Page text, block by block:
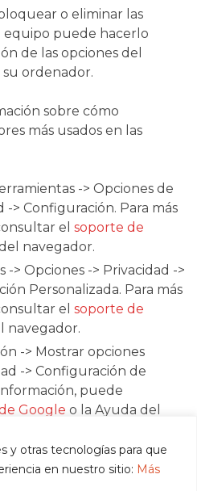
y otras tecnologías para que
en nuestro sitio: Más
o eliminar las
equipo puede hacerlo
de las opciones del
ordenador.
sobre cómo
más usados en las
-> Opciones de
-> Configuración. Para más
el soporte de
navegador.
-> Opciones -> Privacidad ->
Personalizada. Para más
el soporte de
navegador.
-> Mostrar opciones
-> Configuración de
puede
Google o la Ayuda del
Seguridad. Para más
elsoporte de